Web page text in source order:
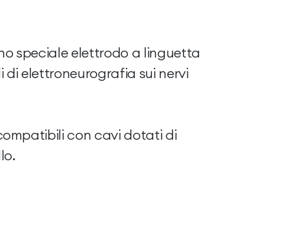
speciale elettrodo a linguetta
di elettroneurografia sui nervi
con cavi dotati di